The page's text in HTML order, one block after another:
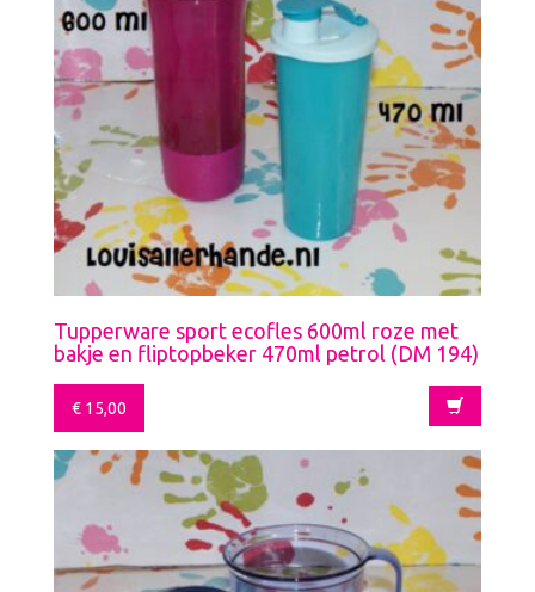
Tupperware sport ecofles 600ml roze met
bakje en fliptopbeker 470ml petrol (DM 194)
€ 15,00